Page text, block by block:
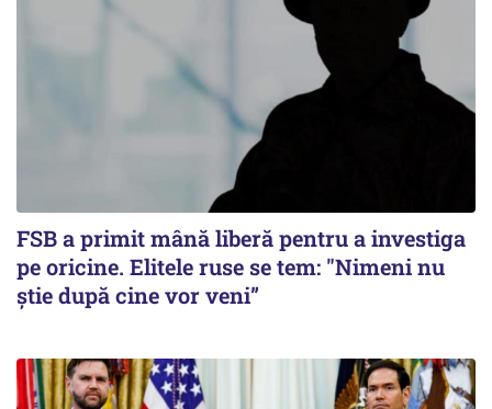
FSB a primit mână liberă pentru a investiga
pe oricine. Elitele ruse se tem: "Nimeni nu
știe după cine vor veni”